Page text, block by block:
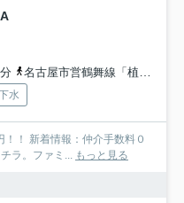
名古屋市営鶴舞線「植田」駅 徒歩18分
水
！！ 新着情報：仲介手数料０
ラ。ファミ... もっと見る